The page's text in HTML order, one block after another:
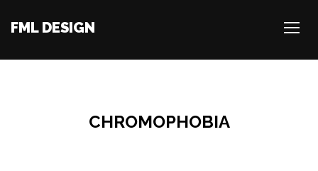
FML DESIGN
CHROMOPHOBIA